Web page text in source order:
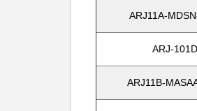
ARJ11A-
ARJ-101D
ARJ11B-